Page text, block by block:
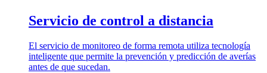
Servicio de control a distancia
El servicio de monitoreo de forma remota utiliza tecnología
inteligente que permite la prevención y predicción de averías
antes de que sucedan.